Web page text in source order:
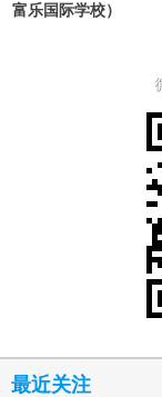
富乐国际学校）
最近关注